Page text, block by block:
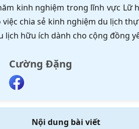
kinh nghiệm trong lĩnh vực Lữ
việc chia sẻ kinh nghiệm du lịch
lịch hữu ích dành cho cộng đồng
Cường Đặng
Nội dung bài viết